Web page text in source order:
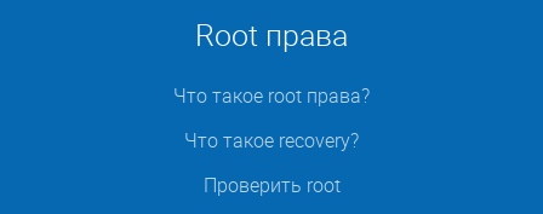
Root права
Что такое root права?
Что такое recovery?
Проверить root